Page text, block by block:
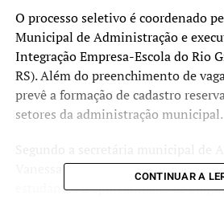
O processo seletivo é coordenado
Municipal de Administração e
Integração Empresa-Escola do Rio
RS). Além do preenchimento de
prevê a formação de cadastro
setores da administração municipal.
Vanessa Fraga da Rocha, o
estudantes a oportunidade de
CONTINUAR A